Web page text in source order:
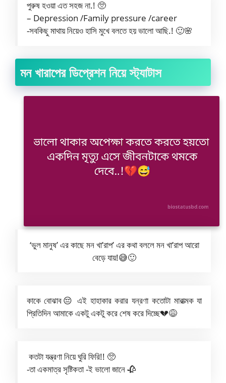
পুরুষ হওয়া এত সহজ না.! 🥺
– Depression /Family pressure /career
-সবকিছু মাথায় নিয়েও হাসি মুখে বলতে হয় ভালো আছি.! 🙂🌸
মন খারাপের ডিপ্রেশন নিয়ে স্ট্যাটাস
‘ভুল মানুষ’ এর কাছে মন খা’রাপ’ এর কথা বললে মন খা’রাপ আরো
বেড়ে যায়!😅🙂
কাকে বোঝাব😔 এই হাহাকার করার যন্রণা কতোটা মারাত্মক যা
প্রিতিদিন আমাকে একটু একটু করে শেষ করে দিচ্ছে💔😅
কতটা যন্ত্রণা নিয়ে ঘুরি ফিরি!! 🥺
-তা একমাত্র সৃষ্টিকতা -ই ভালো জানে 🥀